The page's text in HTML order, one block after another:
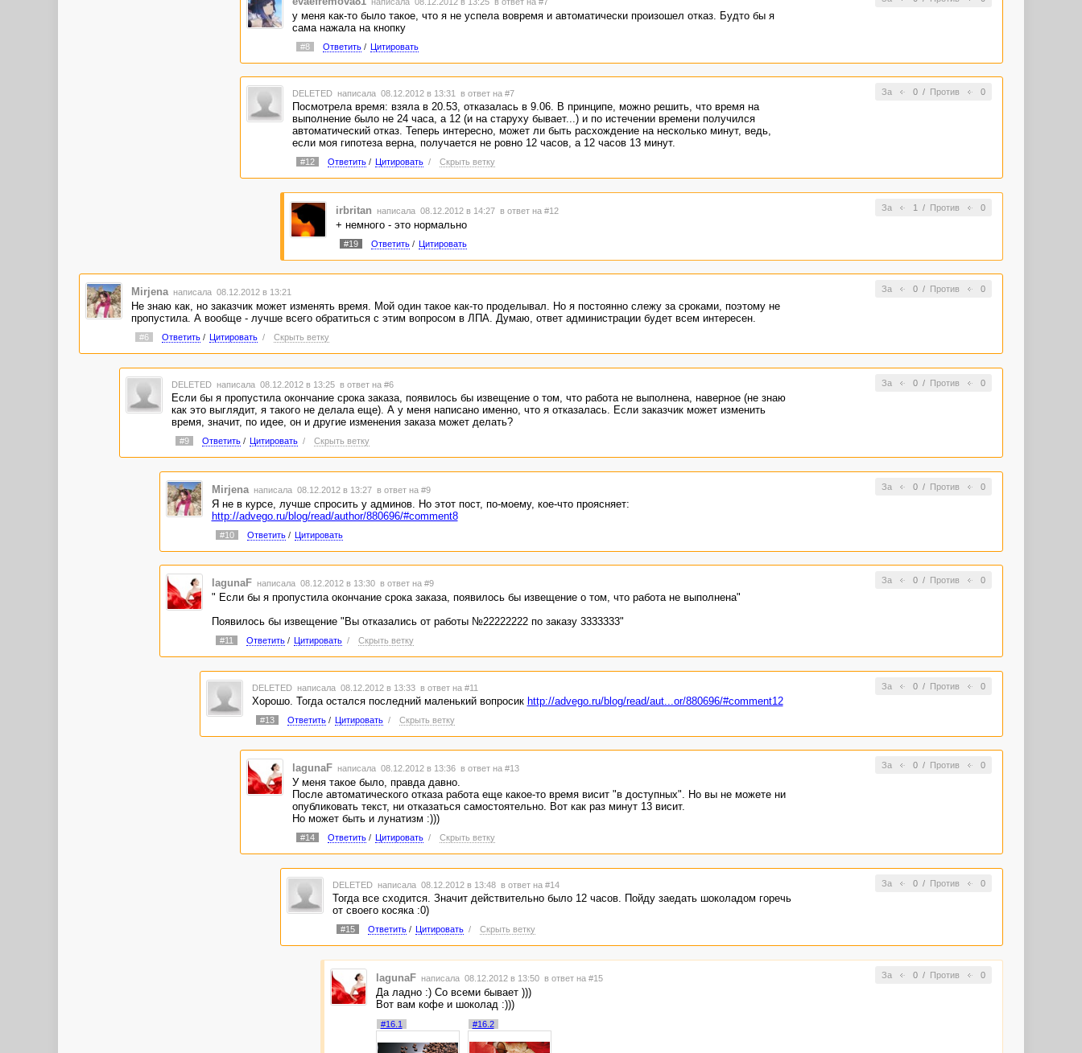
у меня как-то было такое, что я не успела вовремя и автоматически произошел отказ. Будто бы я
сама нажала на кнопку
#8 Ответить/ Цитировать
За 0/ Против 0
DELETED написала 08.12.2012 в 13:31 в ответ на #7
Посмотрела время: взяла в 20.53, отказалась в 9.06. В принципе, можно решить, что время на
выполнение было не 24 часа, а 12 (и на старуху бывает...) и по истечении времени получился
автоматический отказ. Теперь интересно, может ли быть расхождение на несколько минут, ведь,
если моя гипотеза верна, получается не ровно 12 часов, а 12 часов 13 минут.
#12 Ответить/ Цитировать / Скрыть ветку
За 1 / Против 0
irbritan написала 08.12.2012 в 14:27 в ответ на #12
+ немного - это нормально
#19 Ответить/ Цитировать
За 0/ Против 0
Mirjena написала 08.12.2012 в 13:21
Не знаю как, но заказчик может изменять время. Мой один такое как-то проделывал. Но я постоянно слежу за сроками, поэтому не
пропустила. А вообще - лучше всего обратиться с этим вопросом в ЛПА. Думаю, ответ администрации будет всем интересен.
#6 Ответить/ Цитировать / Скрыть ветку
За 0/ Против 0
DELETED написала 08.12.2012 в 13:25 в ответ на #6
Если бы я пропустила окончание срока заказа, появилось бы извещение о том, что работа не выполнена, наверное (не знаю
как это выглядит, я такого не делала еще). А у меня написано именно, что я отказалась. Если заказчик может изменить
время, значит, по идее, он и другие изменения заказа может делать?
#9 Ответить/ Цитировать / Скрыть ветку
За 0/ Против 0
Mirjena написала 08.12.2012 в 13:27 в ответ на #9
Я не в курсе, лучше спросить у админов. Но этот пост, по-моему, кое-что проясняет:
http://advego.ru/blog/read/author/880696/#comment8
#10 Ответить/ Цитировать
За 0/ Против 0
lagunaF написала 08.12.2012 в 13:30 в ответ на #9
" Если бы я пропустила окончание срока заказа, появилось бы извещение о том, что работа не выполнена"
Появилось бы извещение "Вы отказались от работы №22222222 по заказу 3333333"
#11 Ответить/ Цитировать / Скрыть ветку
За 0/ Против 0
DELETED написала 08.12.2012 в 13:33 в ответ на #11
Хорошо. Тогда остался последний маленький вопросик http://advego.ru/blog/read/aut...or/880696/#comment12
#13 Ответить/ Цитировать / Скрыть ветку
За 0/ Против 0
lagunaF написала 08.12.2012 в 13:36 в ответ на #13
У меня такое было, правда давно.
После автоматического отказа работа еще какое-то время висит "в доступных". Но вы не можете ни
опубликовать текст, ни отказаться самостоятельно. Вот как раз минут 13 висит.
Но может быть и лунатизм :)))
#14 Ответить/ Цитировать / Скрыть ветку
За 0/ Против 0
DELETED написала 08.12.2012 в 13:48 в ответ на #14
Тогда все сходится. Значит действительно было 12 часов. Пойду заедать шоколадом горечь
от своего косяка :0)
#15 Ответить/ Цитировать / Скрыть ветку
За 0/ Против 0
lagunaF написала 08.12.2012 в 13:50 в ответ на #15
Да ладно :) Со всеми бывает )))
Вот вам кофе и шоколад :)))
#16.1 #16.2